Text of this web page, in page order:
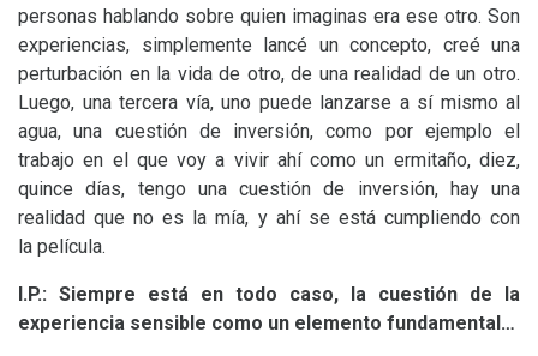
personas hablando sobre quien imaginas era ese otro. Son
experiencias, simplemente lancé un concepto, creé una
perturbación en la vida de otro, de una realidad de un otro.
Luego, una tercera vía, uno puede lanzarse a sí mismo al
agua, una cuestión de inversión, como por ejemplo el
trabajo en el que voy a vivir ahí como un ermitaño, diez,
quince días, tengo una cuestión de inversión, hay una
realidad que no es la mía, y ahí se está cumpliendo con
la película.
I.P.: Siempre está en todo caso, la cuestión de la
experiencia sensible como un elemento fundamental…